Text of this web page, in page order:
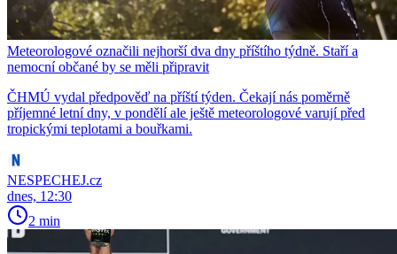
Meteorologové označili nejhorší dva dny příštího týdně. Staří a
nemocní občané by se měli připravit
ČHMÚ vydal předpověď na příští týden. Čekají nás poměrně
příjemné letní dny, v pondělí ale ještě meteorologové varují před
tropickými teplotami a bouřkami.
NESPECHEJ.cz
dnes, 12:30
2 min